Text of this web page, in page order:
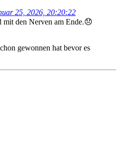
25, 2026, 20:20:22
mit den Nerven am Ende.😞
gewonnen hat bevor es